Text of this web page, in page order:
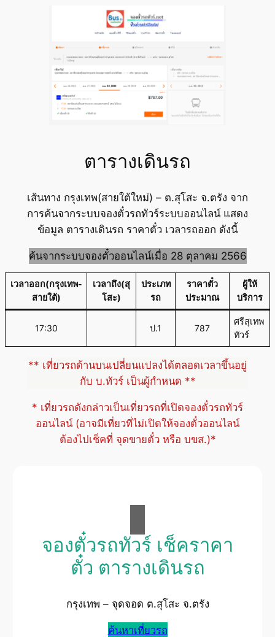
ตารางเดินรถ
เส้นทาง กรุงเทพ(สายใต้ใหม่) – ต.สุโสะ จ.ตรัง จาก
การค้นจากระบบจองตั๋วรถทัวร์ระบบออนไลน์ แสดง
ข้อมูล ตารางเดินรถ ราคาตั๋ว เวลารถออก ดังนี้
ค้นจากระบบจองตั๋วออนไลน์เมื่อ 28 ตุลาคม 2566
เวลาออก(กรุงเทพ-
สายใต้)
เวลาถึง(สุ
โสะ)
ประเภท
รถ
ราคาตั๋ว
ประมาณ
ผู้ให้
บริการ
17:30 ป.1 787
ศรีสุเทพ
ทัวร์
** เที่ยวรถด้านบนเปลี่ยนแปลงได้ตลอดเวลาขึ้นอยู่
กับ บ.ทัวร์ เป็นผู้กำหนด **
* เที่ยวรถดังกล่าวเป็นเที่ยวรถที่เปิดจองตั๋วรถทัวร์
ออนไลน์ (อาจมีเที่ยวที่ไม่เปิดให้จองตั๋วออนไลน์
ต้องไปเช็คที่ จุดขายตั๋ว หรือ บขส.)*
จองตั๋วรถทัวร์ เช็คราคา
ตั๋ว ตารางเดินรถ
กรุงเทพ – จุดจอด ต.สุโสะ จ.ตรัง
ค้นหาเที่ยวรถ